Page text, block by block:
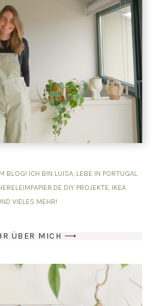
BLOG! ICH BIN LUISA, LEBE IN PORTUGAL
DIY PROJEKTE, IKEA
VIELES MEHR!
ÜBER MICH ⟶